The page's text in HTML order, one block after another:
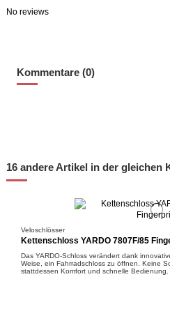
No reviews
Kommentare (0)
16 andere Artikel in der gleichen
Veloschlösser
Kettenschloss YARDO 7807F/85
Das YARDO-Schloss verändert dank
Weise, ein Fahrradschloss zu öffnen. Keine
stattdessen Komfort und schnelle Bedienung.